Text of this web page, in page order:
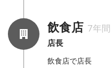
飲食店 7年間
店長
飲食店で店長